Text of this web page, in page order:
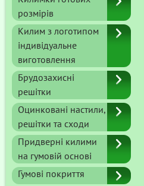
розмірів
Килим з логотипом
індивідуальне
виготовлення
Брудозахисні
решітки
Оцинковані настили,
решітки та сходи
Придверні килими
на гумовій основі
Гумові покриття